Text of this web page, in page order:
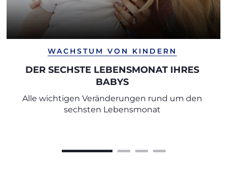
WACHSTUM VON KINDERN
DER SECHSTE LEBENSMONAT IHRES
BABYS
Alle wichtigen Veränderungen rund um den
sechsten Lebensmonat